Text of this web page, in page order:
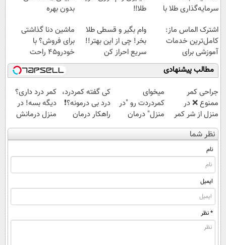
سرمایه‌گذاری طلا با
طلا‼️
بدون بهره
اشترک الماس ماز:
کامل‌ترین خدمات
آموزشی برای
کنکوری‌ها
وام بگیر و قسطی طلا
بخر! چی از این بهتر!!
سریع احراز کن
ماشین دنا گذاشتی
برای فروش؟ با
خودرو45 راحت
بفروش
مطالب پیشنهادی
جراحی کمر
ممنوع ❌ در
منزل از شر کمر
درد خلاص
شوید◂پرسش‌نامه
میخوای
کمردردت رو "در
منزل" درمان
کنی؟ (◂فیلم +
کی گفته کمردرد،
درد بی درمونه؟❗
راهکار درمان
+پرسشنامه
کمر درد داری؟
دیگه بسه! در
منزل درمانش
کن
نظر شما
نام
ایمیل
* نظر